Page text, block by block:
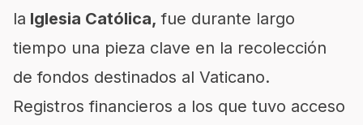
la Iglesia Católica,fue durante largo
tiempo una pieza clave en la recolección
de fondos destinados al Vaticano.
Registros financieros a los que tuvo acceso